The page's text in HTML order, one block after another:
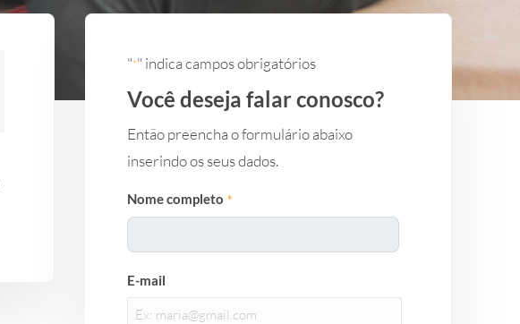
"*" indica campos obrigatórios
Você deseja falar conosco?
Então preencha o formulário abaixo
inserindo os seus dados.
Nome completo *
completo
E-mail